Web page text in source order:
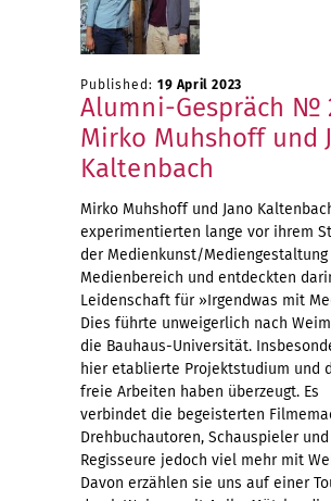
Published: 19 April 2023
Alumni-Gespräch №
Mirko Muhshoff und
Kaltenbach
Mirko Muhshoff und Jano
experimentierten lange vor ihrem
der Medienkunst/Mediengestaltung
Medienbereich und entdeckten
Leidenschaft für »Irgendwas mit
Dies führte unweigerlich nach
die Bauhaus-Universität.
hier etablierte Projektstudium und
freie Arbeiten haben überzeugt. Es
verbindet die begeisterten
Drehbuchautoren, Schauspieler und
Regisseure jedoch viel mehr mit
Davon erzählen sie uns auf einer